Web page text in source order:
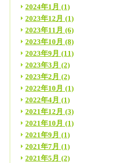
2024年1月 (1)
2023年12月 (1)
2023年11月 (6)
2023年10月 (8)
2023年9月 (11)
2023年3月 (2)
2023年2月 (2)
2022年10月 (1)
2022年4月 (1)
2021年12月 (3)
2021年10月 (1)
2021年9月 (1)
2021年7月 (1)
2021年5月 (2)